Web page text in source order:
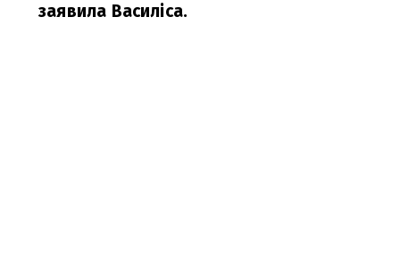
заявила Василіса.